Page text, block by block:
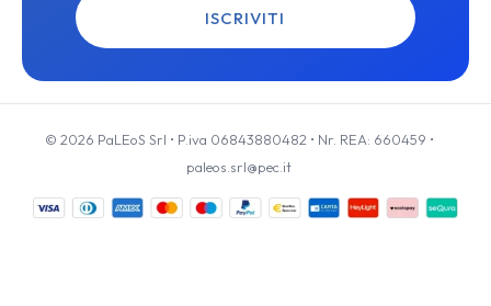
ISCRIVITI
© 2026 PaLEoS Srl • P.iva 06843880482 • Nr. REA: 660459 •
paleos.srl@pec.it